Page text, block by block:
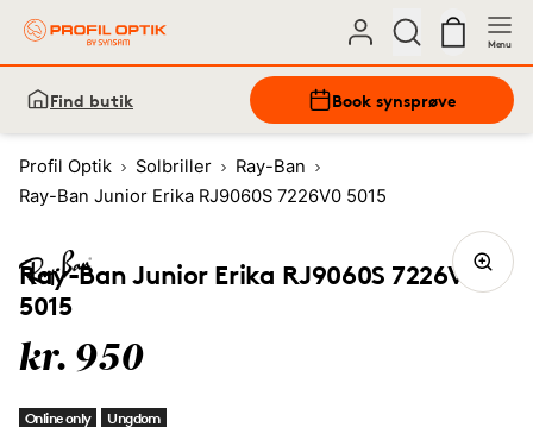
Menu
Find butik Book synsprøve
Profil Optik Solbriller
Ray-Ban
Ray-Ban Junior Erika RJ9060S 7226V0 5015
Ray-Ban Junior Erika RJ9060S 7226V0
5015
kr. 950
Online only Ungdom